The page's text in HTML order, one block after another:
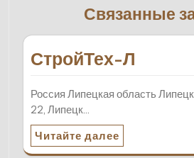
Связанные
СтройТех-Л
Россия Липецкая область
22, Липецк…
Читайте далее